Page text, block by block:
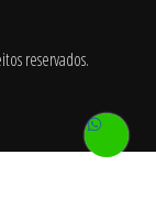
reservados.